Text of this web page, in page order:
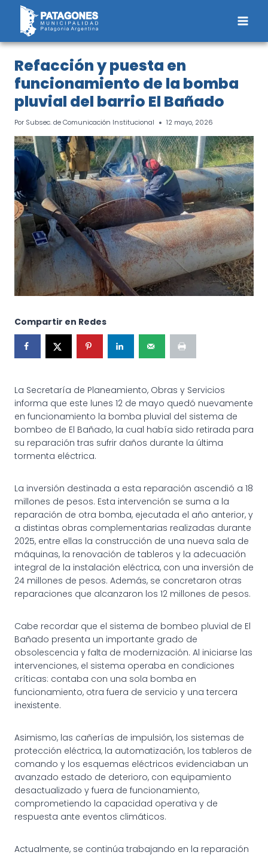
Saltar
contenido
Refacción y puesta en
funcionamiento de la bomba
pluvial del barrio El Bañado
Por Subsec. de Comunicación Institucional 12 mayo, 2026
Compartir en Redes
La Secretaría de Planeamiento, Obras y Servicios
informa que este lunes 12 de mayo quedó nuevamente
en funcionamiento la bomba pluvial del sistema de
bombeo de El Bañado, la cual había sido retirada para
su reparación tras sufrir daños durante la última
tormenta eléctrica.
La inversión destinada a esta reparación ascendió a 18
millones de pesos. Esta intervención se suma a la
reparación de otra bomba, ejecutada el año anterior, y
a distintas obras complementarias realizadas durante
2025, entre ellas la construcción de una nueva sala de
máquinas, la renovación de tableros y la adecuación
integral de la instalación eléctrica, con una inversión de
24 millones de pesos. Además, se concretaron otras
reparaciones que alcanzaron los 12 millones de pesos.
Cabe recordar que el sistema de bombeo pluvial de El
Bañado presenta un importante grado de
obsolescencia y falta de modernización. Al iniciarse las
intervenciones, el sistema operaba en condiciones
críticas: contaba con una sola bomba en
funcionamiento, otra fuera de servicio y una tercera
inexistente.
Asimismo, las cañerías de impulsión, los sistemas de
protección eléctrica, la automatización, los tableros de
comando y los esquemas eléctricos evidenciaban un
avanzado estado de deterioro, con equipamiento
desactualizado y fuera de funcionamiento,
comprometiendo la capacidad operativa y de
respuesta ante eventos climáticos.
Actualmente, se continúa trabajando en la reparación